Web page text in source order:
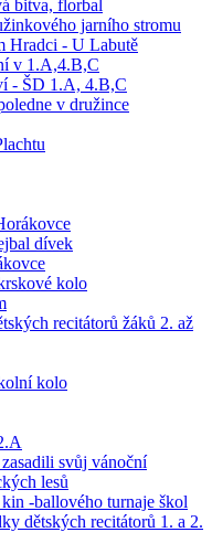
bitva, florbal
jarního stromu
Hradci - U Labutě
v 1.A,4.B,C
- ŠD 1.A, 4.B,C
v družince
dívek
kolo
recitátorů žáků 2. až
kolo
svůj vánoční
lesů
-ballového turnaje škol
dětských recitátorů 1. a 2.